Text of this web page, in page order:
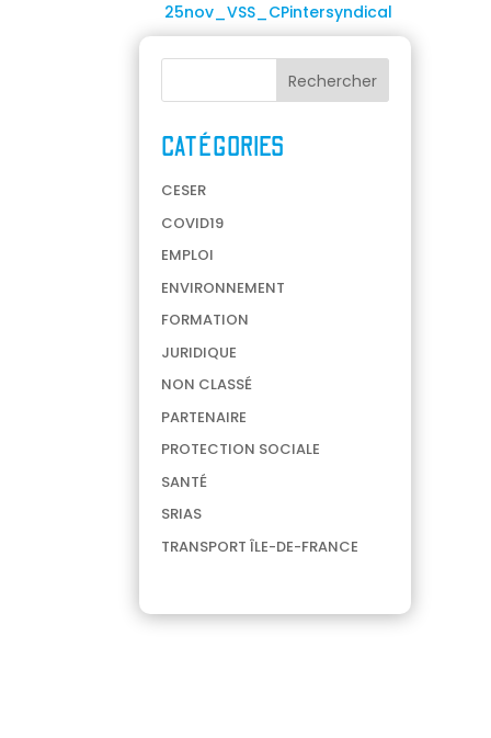
25nov_VSS_CPintersyndical
CATÉGORIES
CESER
COVID19
EMPLOI
ENVIRONNEMENT
FORMATION
JURIDIQUE
NON CLASSÉ
PARTENAIRE
PROTECTION SOCIALE
SANTÉ
SRIAS
TRANSPORT ÎLE-DE-FRANCE